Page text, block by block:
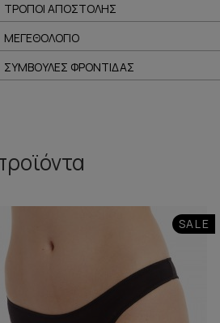
ΤΡΟΠΟΙ ΑΠΟΣΤΟΛΗΣ
ΜΕΓΕΘΟΛΟΓΙΟ
ΣΥΜΒΟΥΛΕΣ ΦΡΟΝΤΙΔΑΣ
SALE